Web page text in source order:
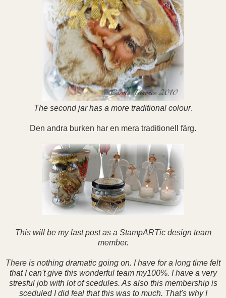
The second jar has a more traditional colour.
Den andra burken har en mera traditionell färg.
This will be my last post as a StampARTic design team
member.
There is nothing dramatic going on. I have for a long time felt
that I can't give this wonderful team my100%. I have a very
stresful job with lot of scedules. As also this membership is
sceduled I did feal that this was to much. That's why I